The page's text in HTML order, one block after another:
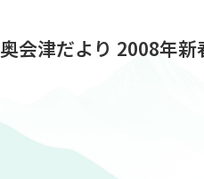
奥会津だより 2008年新